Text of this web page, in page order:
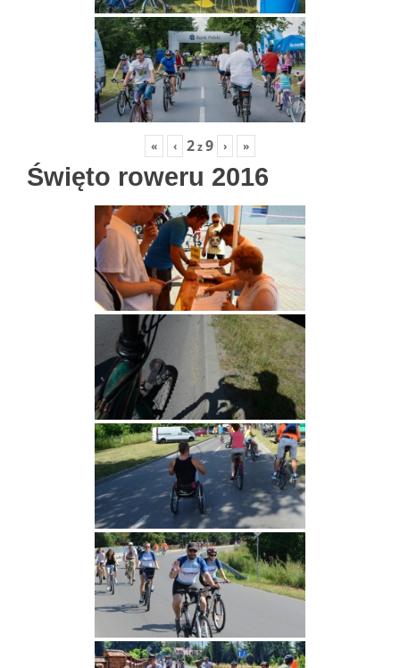
« ‹ 2z9 › »
Święto roweru 2016